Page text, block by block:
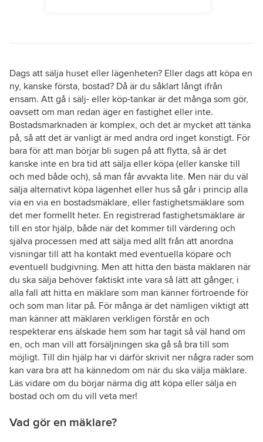
Dags att sälja huset eller lägenheten? Eller dags att köpa en
ny, kanske första, bostad? Då är du såklart långt ifrån
ensam. Att gå i sälj- eller köp-tankar är det många som gör,
oavsett om man redan äger en fastighet eller inte.
Bostadsmarknaden är komplex, och det är mycket att tänka
på, så att det är vanligt är med andra ord inget konstigt. För
bara för att man börjar bli sugen på att flytta, så är det
kanske inte en bra tid att sälja eller köpa (eller kanske till
och med både och), så man får avvakta lite. Men när du väl
sälja alternativt köpa lägenhet eller hus så går i princip alla
via en via en bostadsmäklare, eller fastighetsmäklare som
det mer formellt heter. En registrerad fastighetsmäklare är
till en stor hjälp, både när det kommer till värdering och
själva processen med att sälja med allt från att anordna
visningar till att ha kontakt med eventuella köpare och
eventuell budgivning. Men att hitta den bästa mäklaren när
du ska sälja behöver faktiskt inte vara så lätt att gånger, i
alla fall att hitta en mäklare som man känner förtroende för
och som man litar på. För många är det nämligen viktigt att
man känner att mäklaren verkligen förstår en och
respekterar ens älskade hem som har tagit så väl hand om
en, och man vill att försäljningen ska gå så bra till som
möjligt. Till din hjälp har vi därför skrivit ner några rader som
kan vara bra att ha kännedom om när du ska välja mäklare.
Läs vidare om du börjar närma dig att köpa eller sälja en
bostad och om du vill veta mer!
Vad gör en mäklare?